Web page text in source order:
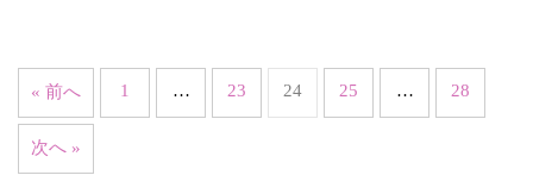
« 前へ 1 … 23 24 25 … 28
次へ »